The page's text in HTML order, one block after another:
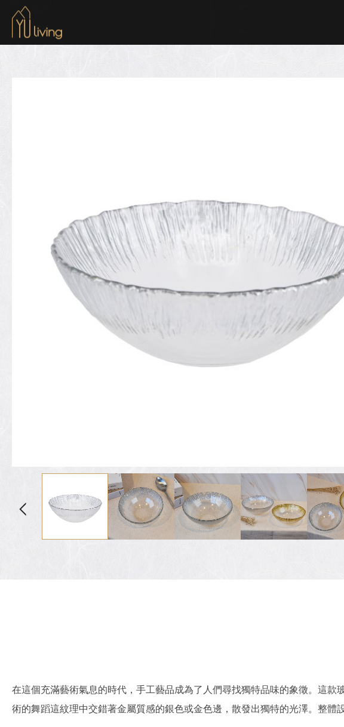
到主要內容
在這個充滿藝術氣息的時代，手工藝品成為了人們尋找獨特品味的象徵。這
術的舞蹈這紋理中交錯著金屬質感的銀色或金色邊，散發出獨特的光澤。整